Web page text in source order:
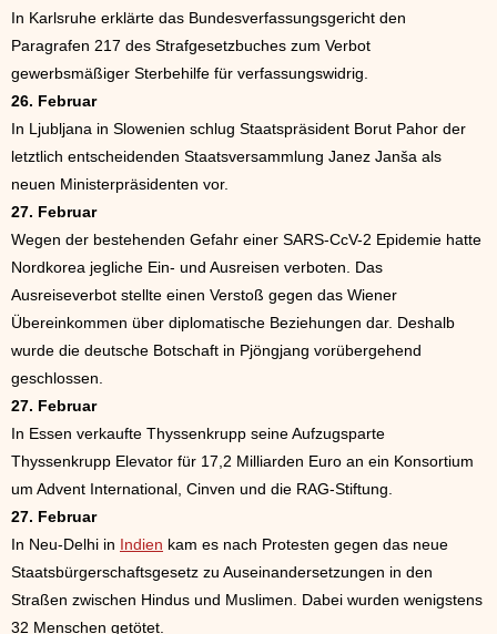
In Karlsruhe erklärte das Bundesverfassungsgericht den
Paragrafen 217 des Strafgesetzbuches zum Verbot
gewerbsmäßiger Sterbehilfe für verfassungswidrig.
26. Februar
In Ljubljana in Slowenien schlug Staatspräsident Borut Pahor der
letztlich entscheidenden Staatsversammlung Janez Janša als
neuen Ministerpräsidenten vor.
27. Februar
Wegen der bestehenden Gefahr einer SARS-CcV-2 Epidemie hatte
Nordkorea jegliche Ein- und Ausreisen verboten. Das
Ausreiseverbot stellte einen Verstoß gegen das Wiener
Übereinkommen über diplomatische Beziehungen dar. Deshalb
wurde die deutsche Botschaft in Pjöngjang vorübergehend
geschlossen.
27. Februar
In Essen verkaufte Thyssenkrupp seine Aufzugsparte
Thyssenkrupp Elevator für 17,2 Milliarden Euro an ein Konsortium
um Advent International, Cinven und die RAG-Stiftung.
27. Februar
In Neu-Delhi in Indien kam es nach Protesten gegen das neue
Staatsbürgerschaftsgesetz zu Auseinandersetzungen in den
Straßen zwischen Hindus und Muslimen. Dabei wurden wenigstens
32 Menschen getötet.